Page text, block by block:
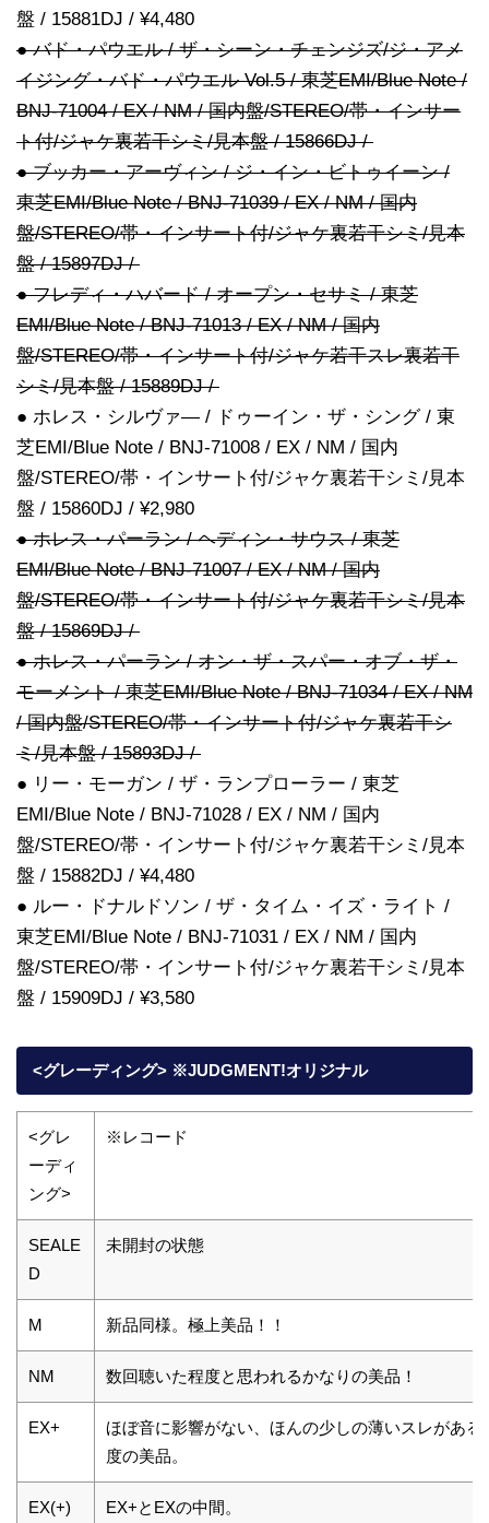
盤 / 15881DJ / ¥4,480
● バド・パウエル / ザ・シーン・チェンジズ/ジ・アメ
イジング・バド・パウエル Vol.5 / 東芝EMI/Blue Note /
BNJ-71004 / EX / NM / 国内盤/STEREO/帯・インサー
ト付/ジャケ裏若干シミ/見本盤 / 15866DJ /
● ブッカー・アーヴィン / ジ・イン・ビトゥイーン /
東芝EMI/Blue Note / BNJ-71039 / EX / NM / 国内
盤/STEREO/帯・インサート付/ジャケ裏若干シミ/見本
盤 / 15897DJ /
● フレディ・ハバード / オープン・セサミ / 東芝
EMI/Blue Note / BNJ-71013 / EX / NM / 国内
盤/STEREO/帯・インサート付/ジャケ若干スレ裏若干
シミ/見本盤 / 15889DJ /
● ホレス・シルヴァ― / ドゥーイン・ザ・シング / 東
芝EMI/Blue Note / BNJ-71008 / EX / NM / 国内
盤/STEREO/帯・インサート付/ジャケ裏若干シミ/見本
盤 / 15860DJ / ¥2,980
● ホレス・パーラン / ヘディン・サウス / 東芝
EMI/Blue Note / BNJ-71007 / EX / NM / 国内
盤/STEREO/帯・インサート付/ジャケ裏若干シミ/見本
盤 / 15869DJ /
● ホレス・パーラン / オン・ザ・スパー・オブ・ザ・
モーメント / 東芝EMI/Blue Note / BNJ-71034 / EX / NM
/ 国内盤/STEREO/帯・インサート付/ジャケ裏若干シ
ミ/見本盤 / 15893DJ /
● リー・モーガン / ザ・ランプローラー / 東芝
EMI/Blue Note / BNJ-71028 / EX / NM / 国内
盤/STEREO/帯・インサート付/ジャケ裏若干シミ/見本
盤 / 15882DJ / ¥4,480
● ルー・ドナルドソン / ザ・タイム・イズ・ライト /
東芝EMI/Blue Note / BNJ-71031 / EX / NM / 国内
盤/STEREO/帯・インサート付/ジャケ裏若干シミ/見本
盤 / 15909DJ / ¥3,580
<グレーディング> ※JUDGMENT!オリジナル
<グレ
ーディ
ング>
※レコード
SEALE
D
未開封の状態
M 新品同様。極上美品！！
NM 数回聴いた程度と思われるかなりの美品！
EX+
ほぼ音に影響がない、ほんの少しの薄いスレがある
度の美品。
EX(+) EX+とEXの中間。